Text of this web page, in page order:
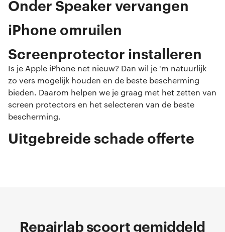
Onder Speaker vervangen
iPhone omruilen
Screenprotector installeren
Is je Apple iPhone net nieuw? Dan wil je 'm natuurlijk
zo vers mogelijk houden en de beste bescherming
bieden. Daarom helpen we je graag met het zetten van
screen protectors en het selecteren van de beste
bescherming.
Uitgebreide schade offerte
Repairlab scoort gemiddeld